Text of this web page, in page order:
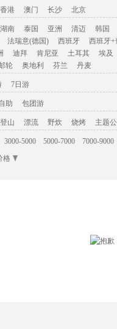
香港 澳门 长沙 北京
湖南 泰国 亚洲 清迈
韩国
法瑞意(德国) 西班牙
西班牙+
迪拜 肯尼亚 土耳其
埃及
轮 奥地利 芬兰 丹麦
7日游
助 包团游
登山 漂流 野炊 烧烤 主题
3000-5000 5000-7000
7000-9000
格